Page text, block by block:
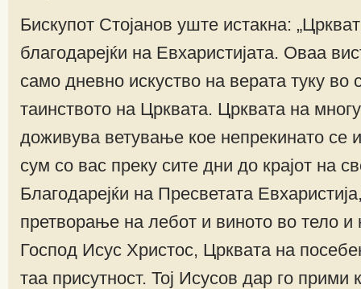
Бискупот Стојанов уште истакна:
благодарејќи на Евхаристијата. Оваа
само дневно искуство на верата туку
таинството на Црквата. Црквата на
доживува ветување кое непрекинато се
сум со вас преку сите дни до крајот на
Благодарејќи на Пресветата
претворање на лебот и виното во тело и
Господ Исус Христос, Црквата на
таа присутност. Тој Исусов дар го прими